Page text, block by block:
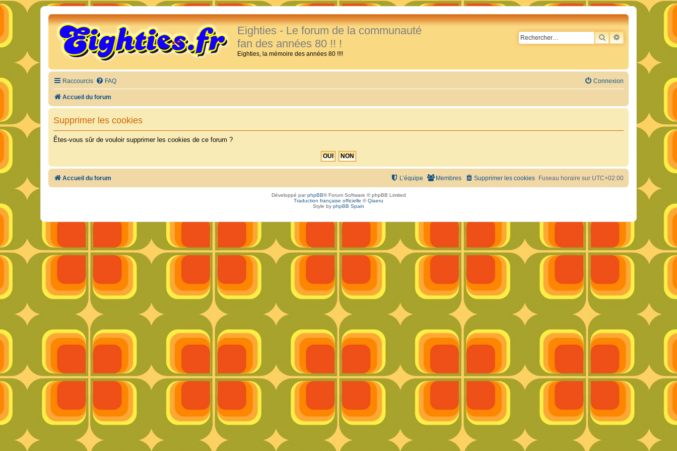
Eighties - Le forum de la communauté
fan des années 80 !! !
Eighties, la mémoire des années 80 !!!!
RECHERCHER
RECHERCHE
Raccourcis FAQ Connexion
Accueil du forum
Supprimer les cookies
Êtes-vous sûr de vouloir supprimer les cookies de ce forum ?
Accueil du forum Fuseau horaire sur UTC+02:00
Supprimer les cookies
Membres
L’équipe
Développé parphpBB® Forum Software © phpBB Limited
Traduction française officielle ©Qiaeru
Style by phpBB Spain